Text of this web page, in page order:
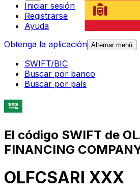
Iniciar sesión
Registrarse
Ayuda
Obtenga la aplicación Alternar menú
SWIFT/BIC
Buscar por banco
Buscar por país
El código SWIFT de
FINANCING
OLFCSARI XXX